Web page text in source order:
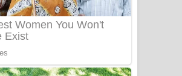
නිවුනා නුඹ හින්දා ගීතයේ පද පෙළ
Numba Dun Aadare Song Lyrics - නුඹ